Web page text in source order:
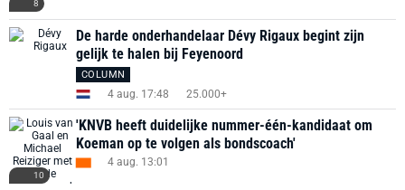
8
De harde onderhandelaar Dévy Rigaux begint zijn
gelijk te halen bij Feyenoord
COLUMN
4 aug. 17:48 25.000+
10
'KNVB heeft duidelijke nummer-één-kandidaat om
Koeman op te volgen als bondscoach'
4 aug. 13:01